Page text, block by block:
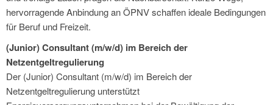
hervorragende Anbindung an ÖPNV schaffen ideale Bedingungen
für Beruf und Freizeit.
(Junior) Consultant (m/w/d) im Bereich der
Netzentgeltregulierung
Der (Junior) Consultant (m/w/d) im Bereich der
Netzentgeltregulierung unterstützt